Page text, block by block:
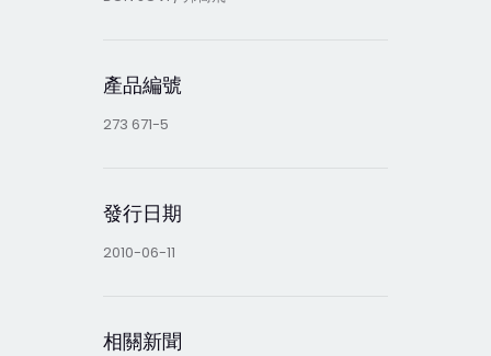
產品編號
273 671-5
發行日期
2010-06-11
相關新聞